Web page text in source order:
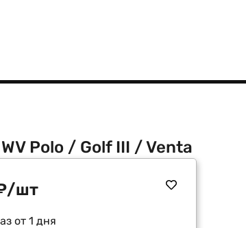
Polo / Golf III / Venta
/шт
от 1 дня